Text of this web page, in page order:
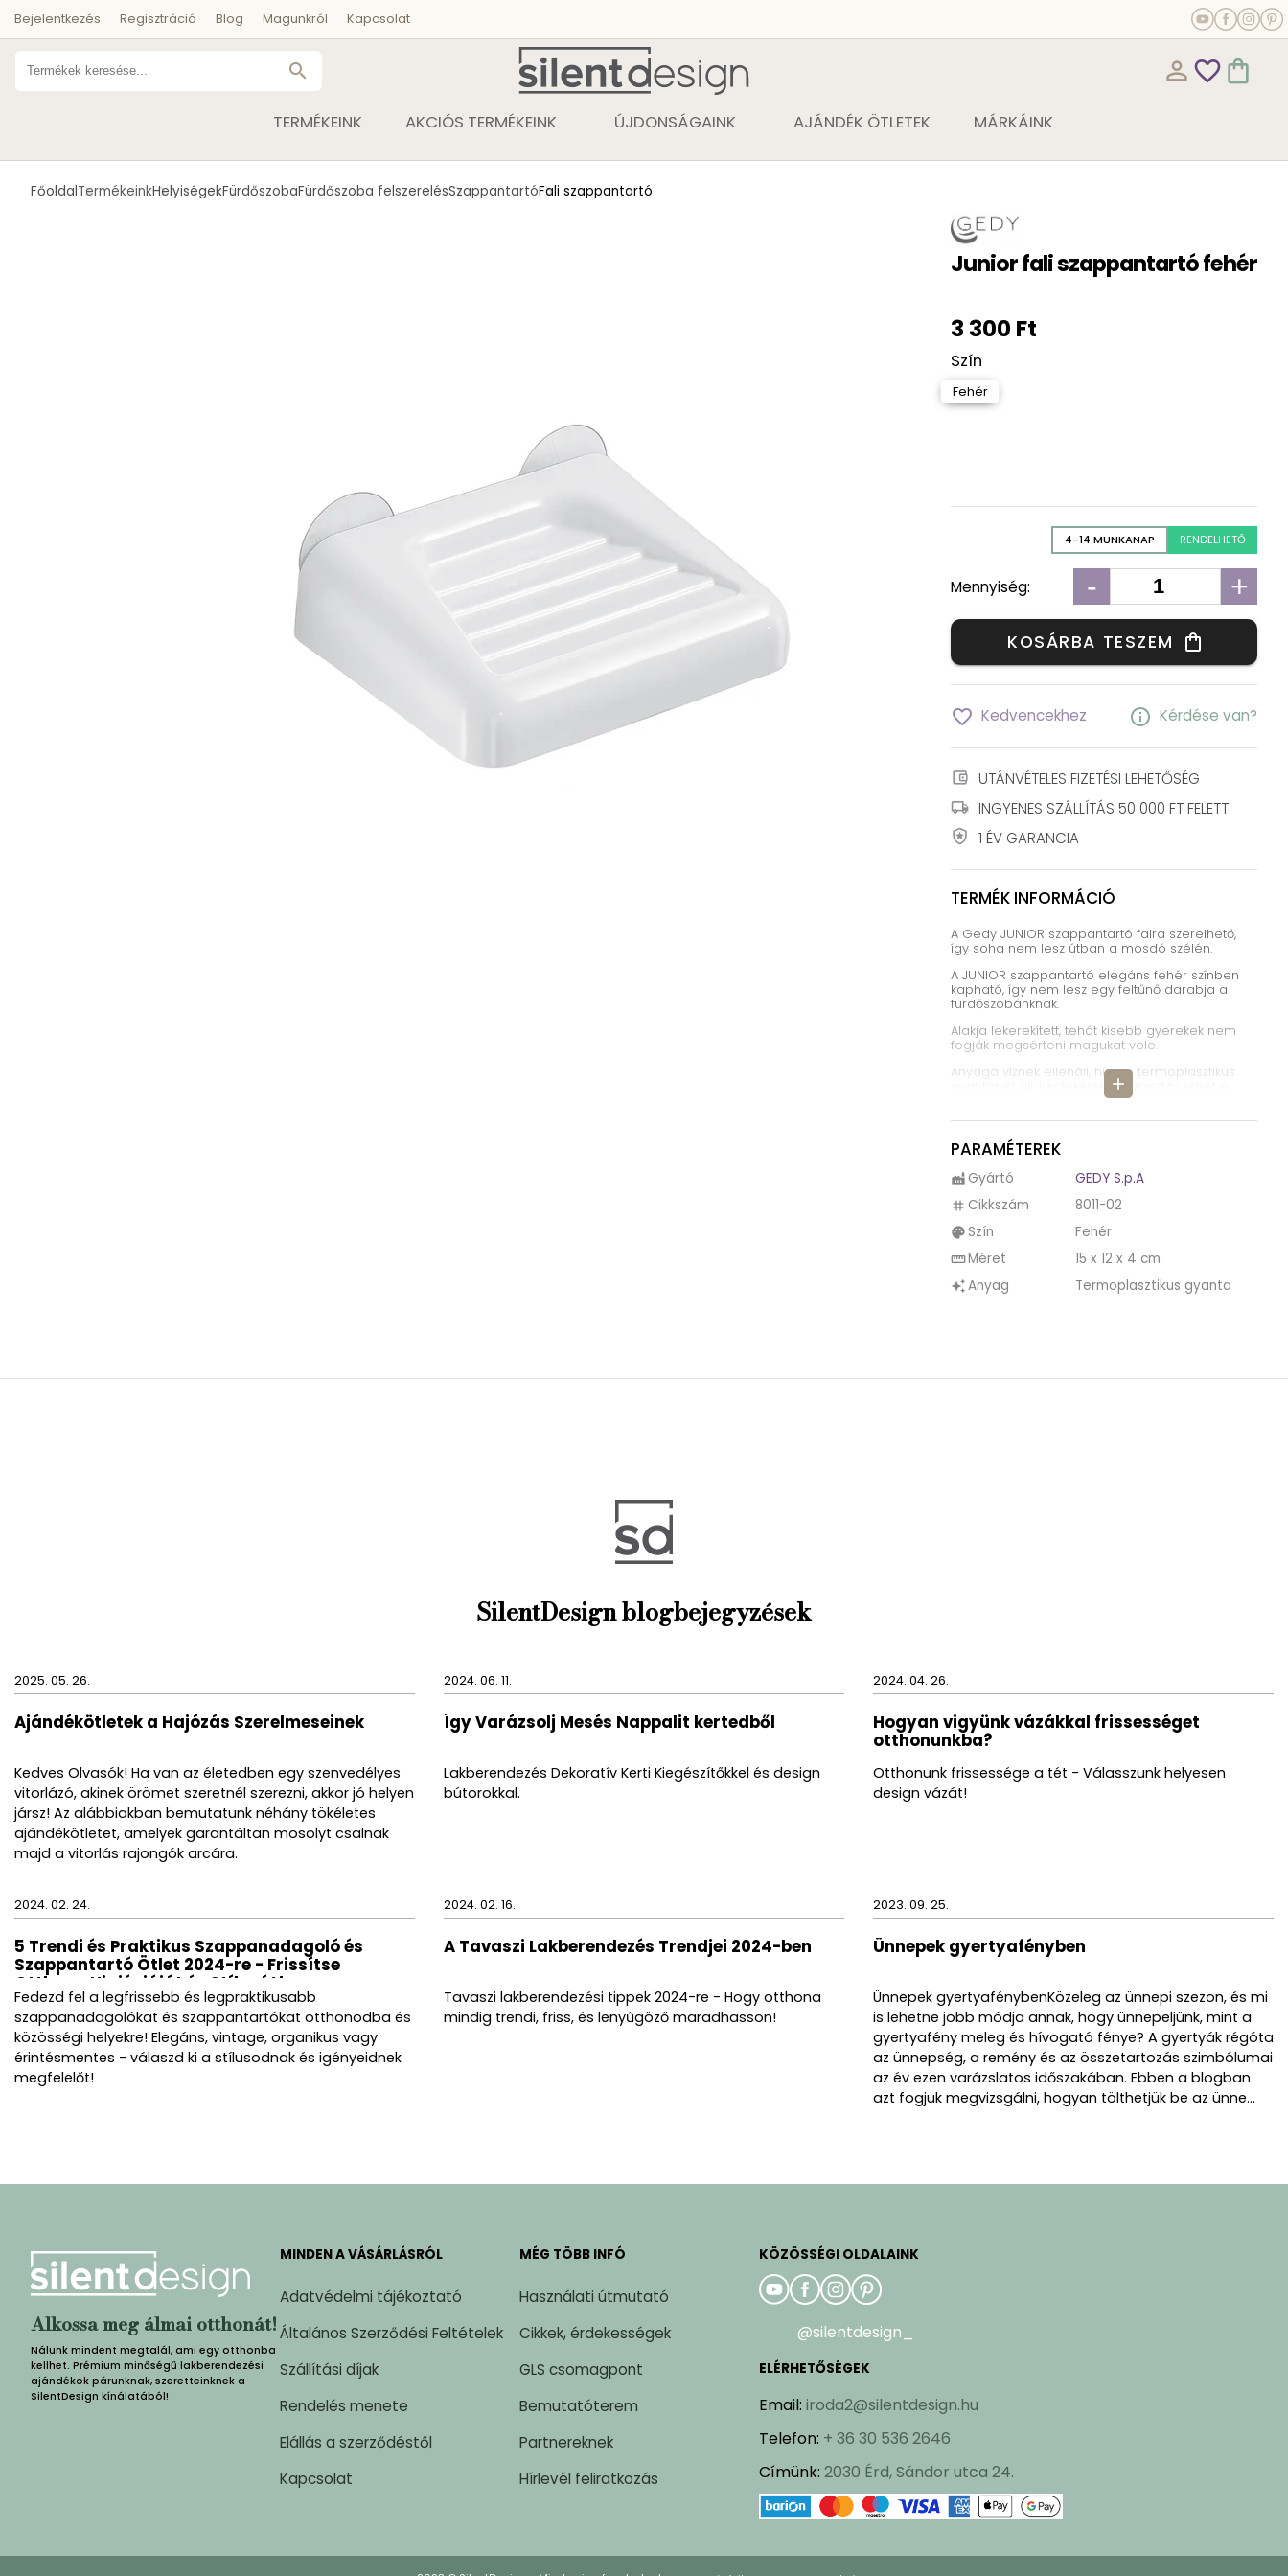
Bejelentkezés Regisztráció Blog Magunkról Kapcsolat
search person_outline favorite_outline shopping_bag
TERMÉKEINK AKCIÓS TERMÉKEINK ÚJDONSÁGAINK AJÁNDÉK ÖTLETEK MÁRKÁINK
FőoldalTermékeinkHelyiségekFürdőszobaFürdőszoba felszerelésSzappantartóFali szappantartó
Junior fali szappantartó fehér
3 300 Ft
Szín
Fehér
4-14 MUNKANAP RENDELHETŐ
Mennyiség: - +
KOSÁRBA TESZEM shopping_bag
favorite_border Kedvencekhez info Kérdése van?
account_balance_wallet UTÁNVÉTELES FIZETÉSI LEHETŐSÉG
local_shipping INGYENES SZÁLLÍTÁS 50 000 FT FELETT
local_police 1 ÉV GARANCIA
TERMÉK INFORMÁCIÓ
add
A Gedy JUNIOR szappantartó falra szerelhető,
így soha nem lesz útban a mosdó szélén.
A JUNIOR szappantartó elegáns fehér színben
kapható, így nem lesz egy feltűnő darabja a
fürdőszobánknak.
Alakja lekerekített, tehát kisebb gyerekek nem
fogják megsérteni magukat vele.
Anyaga víznek ellenáll, hiszen termoplasztikus
gyantából áll, így tökéletes választás lehet a
fürdőszobai vizes környezet közé.
A JUNIOR szappantartó pereme magas, így
tökéletesen bele fog illeni a szappan és nem
fog kiesni.
A JUNIOR szappantartó tisztítása egyszerű, elég
áttörölni egy vizes ronggyal.
A JUNIOR termékcsalád minden darabja ilyen
fehér, lekerekített külsőben kapható. A
termékcsaládban találhatóak WC kefe tartók,
törölközőtartók, akasztók és tükrök is.
A JUNIOR termékcsalád, ahogy neve is mutatja
PARAMÉTEREK
factory Gyártó GEDY S.p.A
tag Cikkszám 8011-02
palette Szín Fehér
straightenMéret 15 x 12 x 4 cm
auto_awesomeAnyag Termoplasztikus gyanta
SilentDesign blogbejegyzések
2025. 05. 26.
Ajándékötletek a Hajózás Szerelmeseinek
Kedves Olvasók! Ha van az életedben egy szenvedélyes
vitorlázó, akinek örömet szeretnél szerezni, akkor jó helyen
jársz! Az alábbiakban bemutatunk néhány tökéletes
ajándékötletet, amelyek garantáltan mosolyt csalnak
majd a vitorlás rajongók arcára.
2024. 06. 11.
Így Varázsolj Mesés Nappalit kertedből
Lakberendezés Dekoratív Kerti Kiegészítőkkel és design
bútorokkal.
2024. 04. 26.
Hogyan vigyünk vázákkal frissességet
otthonunkba?
Otthonunk frissessége a tét - Válasszunk helyesen
design vázát!
2024. 02. 24.
5 Trendi és Praktikus Szappanadagoló és
Szappantartó Ötlet 2024-re - Frissítse
Otthona Higiéniáját és Stílusát!
Fedezd fel a legfrissebb és legpraktikusabb
szappanadagolókat és szappantartókat otthonodba és
közösségi helyekre! Elegáns, vintage, organikus vagy
érintésmentes - válaszd ki a stílusodnak és igényeidnek
megfelelőt!
2024. 02. 16.
A Tavaszi Lakberendezés Trendjei 2024-ben
Tavaszi lakberendezési tippek 2024-re - Hogy otthona
mindig trendi, friss, és lenyűgöző maradhasson!
2023. 09. 25.
Ünnepek gyertyafényben
Ünnepek gyertyafénybenKözeleg az ünnepi szezon, és mi
is lehetne jobb módja annak, hogy ünnepeljünk, mint a
gyertyafény meleg és hívogató fénye? A gyertyák régóta
az ünnepség, a remény és az összetartozás szimbólumai
az év ezen varázslatos időszakában. Ebben a blogban
azt fogjuk megvizsgálni, hogyan tölthetjük be az ünne...
Alkossa meg álmai otthonát!
Nálunk mindent megtalál, ami egy otthonba
kellhet. Prémium minőségű lakberendezési
ajándékok párunknak, szeretteinknek a
SilentDesign kínálatából!
MINDEN A VÁSÁRLÁSRÓL
Adatvédelmi tájékoztató
Általános Szerződési Feltételek
Szállítási díjak
Rendelés menete
Elállás a szerződéstől
Kapcsolat
MÉG TÖBB INFÓ
Használati útmutató
Cikkek, érdekességek
GLS csomagpont
Bemutatóterem
Partnereknek
Hírlevél feliratkozás
KÖZÖSSÉGI OLDALAINK
@silentdesign_
ELÉRHETŐSÉGEK
Email: iroda2@silentdesign.hu
Telefon: + 36 30 536 2646
Címünk: 2030 Érd, Sándor utca 24.